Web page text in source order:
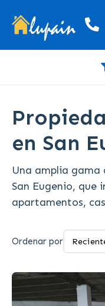
en San
Una amplia gama
San Eugenio, que
apartamentos,
Ordenar por